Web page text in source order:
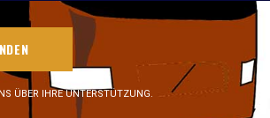
ÜBER IHRE UNTERSTÜTZUNG.